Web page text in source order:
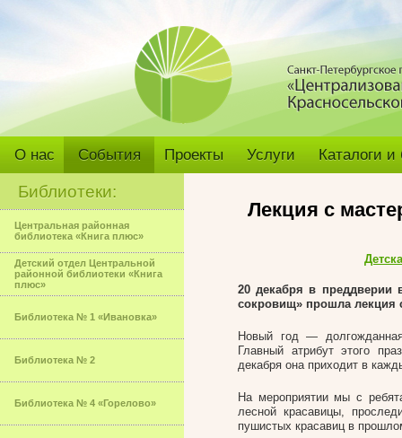
О нас События Проекты Услуги Каталоги
Библиотеки:
Центральная районная
библиотека «Книга плюс»
Детский отдел Центральной
районной библиотеки «Книга
плюс»
Библиотека № 1 «Ивановка»
Библиотека № 2
Библиотека № 4 «Горелово»
Лекция с
20 декабря в преддверии
сокровищ» прошла лекция
Новый год —
Главный атрибут этого
декабря она приходит в
На мероприятии мы с
лесной красавицы,
пушистых красавиц в